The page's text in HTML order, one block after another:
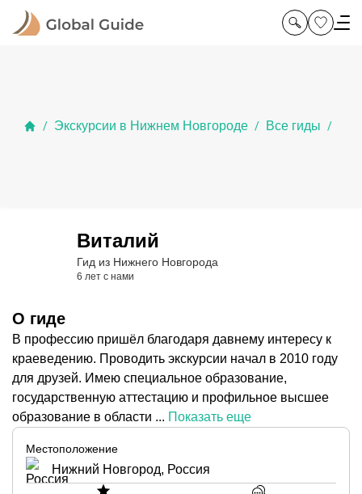
/ Экскурсии в Нижнем Новгороде / Все гиды /
Виталий
Гид из Нижнего Новгорода
6 лет с нами
О гиде
В профессию пришёл благодаря давнему интересу к
краеведению. Проводить экскурсии начал в 2010 году
для друзей. Имею специальное образование,
государственную аттестацию и профильное высшее
образование в области ... Показать еще
Местоположение
Нижний Новгород, Россия